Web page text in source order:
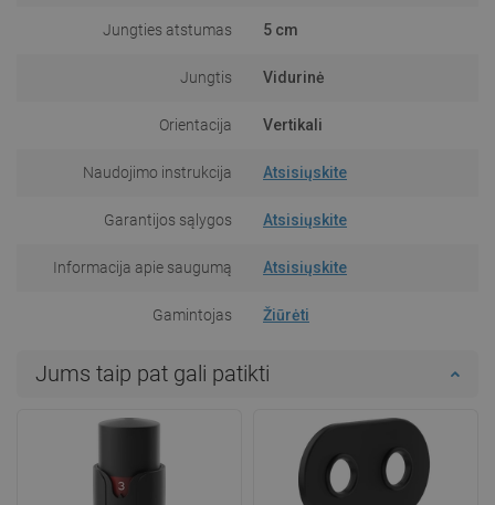
Jungties atstumas 5 cm
Jungtis Vidurinė
Orientacija Vertikali
Naudojimo instrukcija Atsisiųskite
Garantijos sąlygos Atsisiųskite
Informacija apie saugumą Atsisiųskite
Gamintojas Žiūrėti
Jums taip pat gali patikti